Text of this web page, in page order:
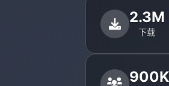
2.3M
下载
900K